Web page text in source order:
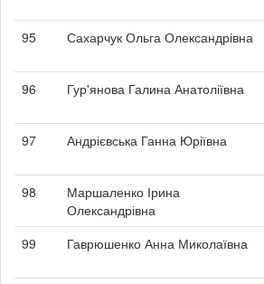
95
Сахарчук Ольга Олександрівна
96
Гур'янова Галина Анатоліївна
97
Андрієвська Ганна Юріївна
98
Маршаленко Ірина
Олександрівна
99
Гаврюшенко Анна Миколаївна